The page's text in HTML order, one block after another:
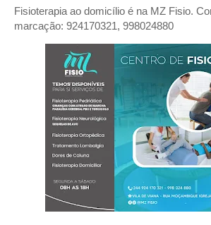
Fisioterapia ao domicílio é na MZ Fisio.
marcação: 924170321, 998024880